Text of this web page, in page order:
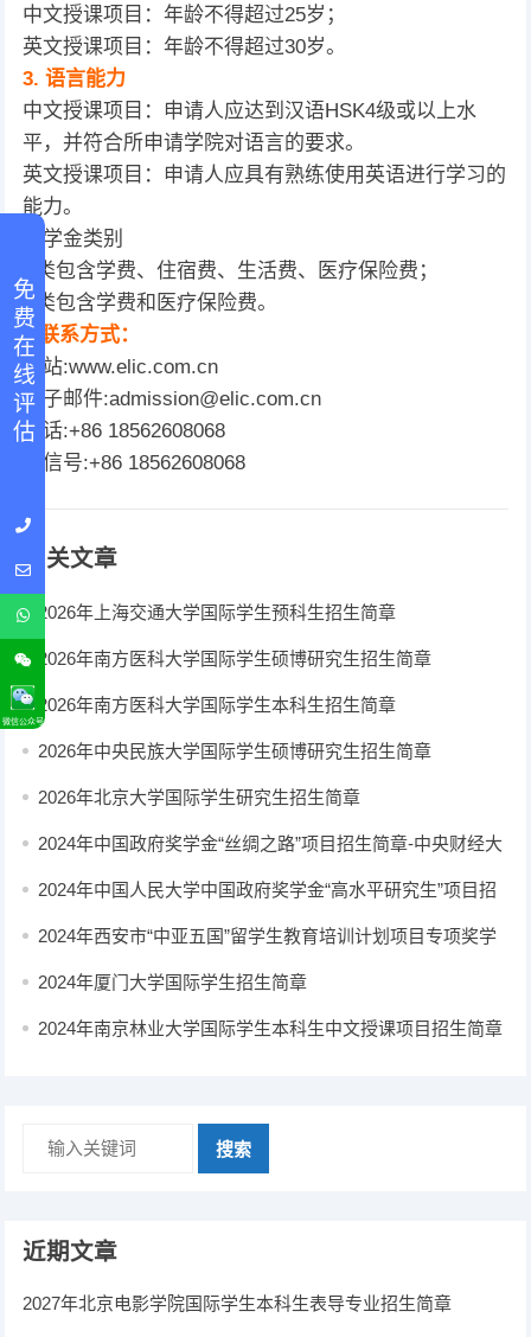
中文授课项目：年龄不得超过25岁；
英文授课项目：年龄不得超过30岁。
3. 语言能力
中文授课项目：申请人应达到汉语HSK4级或以上水
平，并符合所申请学院对语言的要求。
英文授课项目：申请人应具有熟练使用英语进行学习的
能力。
奖学金类别
A类包含学费、住宿费、生活费、医疗保险费；
B类包含学费和医疗保险费。
4.联系方式：
网站:www.elic.com.cn
电子邮件:admission@elic.com.cn
电话:+86 18562608068
微信号:+86 18562608068
相关文章
2026年上海交通大学国际学生预科生招生简章
2026年南方医科大学国际学生硕博研究生招生简章
2026年南方医科大学国际学生本科生招生简章
2026年中央民族大学国际学生硕博研究生招生简章
2026年北京大学国际学生研究生招生简章
2024年中国政府奖学金“丝绸之路”项目招生简章-中央财经大
2024年中国人民大学中国政府奖学金“高水平研究生”项目招
2024年西安市“中亚五国”留学生教育培训计划项目专项奖学
2024年厦门大学国际学生招生简章
2024年南京林业大学国际学生本科生中文授课项目招生简章
搜索
近期文章
2027年北京电影学院国际学生本科生表导专业招生简章
免 费 在 线 评 估
微信公众号